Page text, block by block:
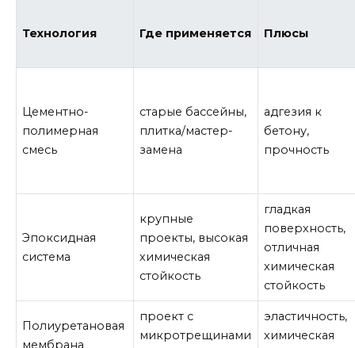
Технология Где применяется Плюсы
Цементно-
полимерная
смесь
старые бассейны,
плитка/мастер-
замена
адгезия к
бетону,
прочность
Эпоксидная
система
крупные
проекты, высокая
химическая
стойкость
гладкая
поверхность,
отличная
химическая
стойкость
Полиуретановая
мембрана
проект с
микротрещинами
эластичность,
химическая